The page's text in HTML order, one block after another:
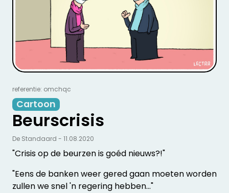
referentie: omchqc
Cartoon
Beurscrisis
"Crisis op de beurzen is goéd nieuws?!"
"Eens de banken weer gered gaan moeten worden
zullen we snel 'n regering hebben..."
De Standaard - 11.08.2020